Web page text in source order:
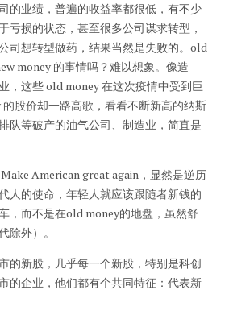
的业绩，普遍的收益率都很低，有不少
亏损的状态，甚至很多公司谋求转型，
司想转型做药，结果当然是失败的。old
money 的事情吗？难以想象。像造
，这些 old money 在这次疫情中受到巨
的股价却一路高歌，看看不断新高的纳斯
队等破产的油气公司、制造业，简直是
American great again，显然是逆历
人的使命，年轻人就应该跟随者新钱的
，而不是在old money的地盘，虽然舒
除外）。
的新股，几乎每一个新股，特别是科创
的企业，他们都有个共同特征：代表新